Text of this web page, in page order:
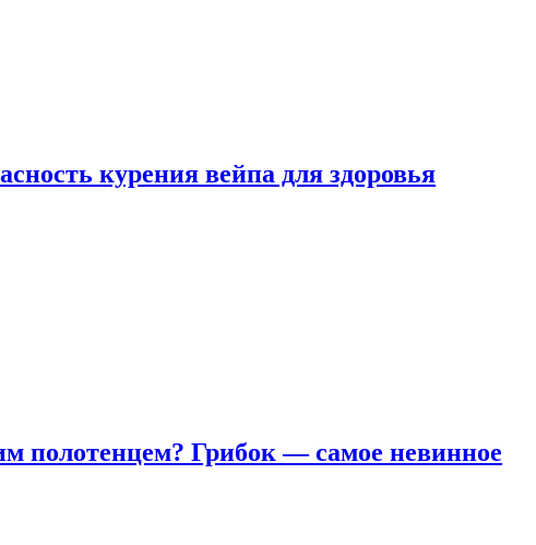
курения вейпа для здоровья
полотенцем? Грибок — самое невинное